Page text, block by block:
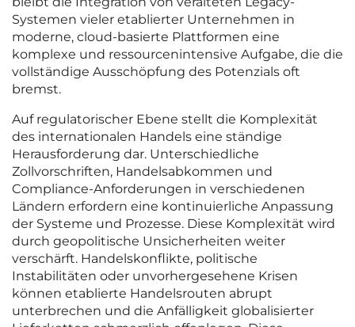
Systemen vieler etablierter Unternehmen in
moderne, cloud-basierte Plattformen eine
komplexe und ressourcenintensive Aufgabe, die die
vollständige Ausschöpfung des Potenzials oft
bremst.
Auf regulatorischer Ebene stellt die Komplexität
des internationalen Handels eine ständige
Herausforderung dar. Unterschiedliche
Zollvorschriften, Handelsabkommen und
Compliance-Anforderungen in verschiedenen
Ländern erfordern eine kontinuierliche Anpassung
der Systeme und Prozesse. Diese Komplexität wird
durch geopolitische Unsicherheiten weiter
verschärft. Handelskonflikte, politische
Instabilitäten oder unvorhergesehene Krisen
können etablierte Handelsrouten abrupt
unterbrechen und die Anfälligkeit globalisierter